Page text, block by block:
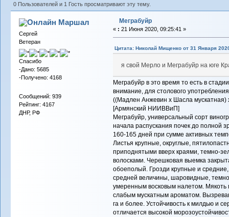
0 Пользователей и 1 Гость просматривают эту тему.
Маршал
Сергей
Ветеран
Спасибо
-Дано: 5685
-Получено: 4168
Сообщений: 939
Рейтинг: 4167
ДНР, РФ
Меграбуйр
« : 21 Июня 2020, 09:25:41 »
Цитата: Николай Мищенко от 31 Января
я свой Мерло и Меграбуйр на юге
Меграбуйр в это время то есть в
внимание, для столового
((Мадлен Анжевин x Шасла мускатная)
[Армянский НИИВВиП]
Меграбуйр, универсальный сорт
начала распускания почек до полной
160-165 дней при сумме активных
Листья крупные, округлые,
приподнятыми вверх краями, темно-
волосками. Черешковая выемка
обоеполый. Грозди крупные и
средней величины, шаровидные,
умеренным восковым налетом. Мякоть
слабым мускатным ароматом.
га и более. Устойчивость к милдью и
отличается высокой